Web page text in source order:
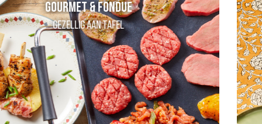
Heerlijk vers vlees
Gourmet & Fondue